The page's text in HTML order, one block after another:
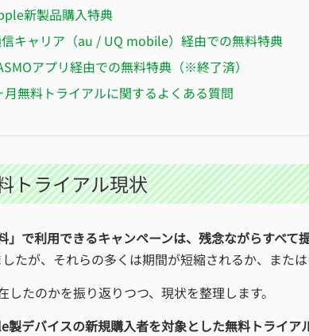
新製品購入特典
信キャリア（au / UQ mobile）経由での無料特典
アプリ経由での無料特典（※終了済）
無料トライアルに関するよくある質問
トライアル現状
」で利用できるキャンペーンは、残念ながらすべて
たが、それらの多くは期間が短縮されるか、また
たのかを振り返りつつ、現状を整理します。
製デバイスの新規購入者を対象とした無料トライア